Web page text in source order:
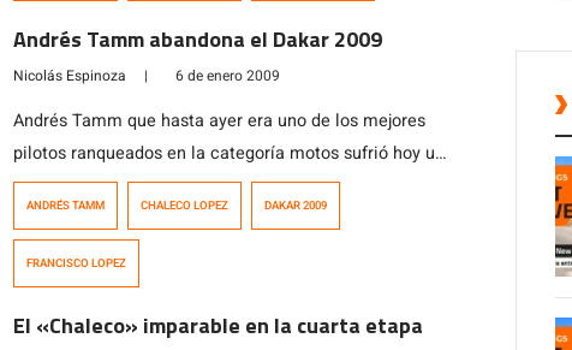
Andrés Tamm abandona el Dakar 2009
Nicolás Espinoza | 6 de enero 2009
Andrés Tamm que hasta ayer era uno de los mejores
pilotos ranqueados en la categoría motos sufrió hoy un
accidente que lo marginó de la competencia. «Chaleco»
de alta. Francisco López, por su parte continúa […]
ANDRÉS TAMM CHALECO LOPEZ DAKAR 2009
FRANCISCO LOPEZ
El «Chaleco» imparable en la cuarta etapa